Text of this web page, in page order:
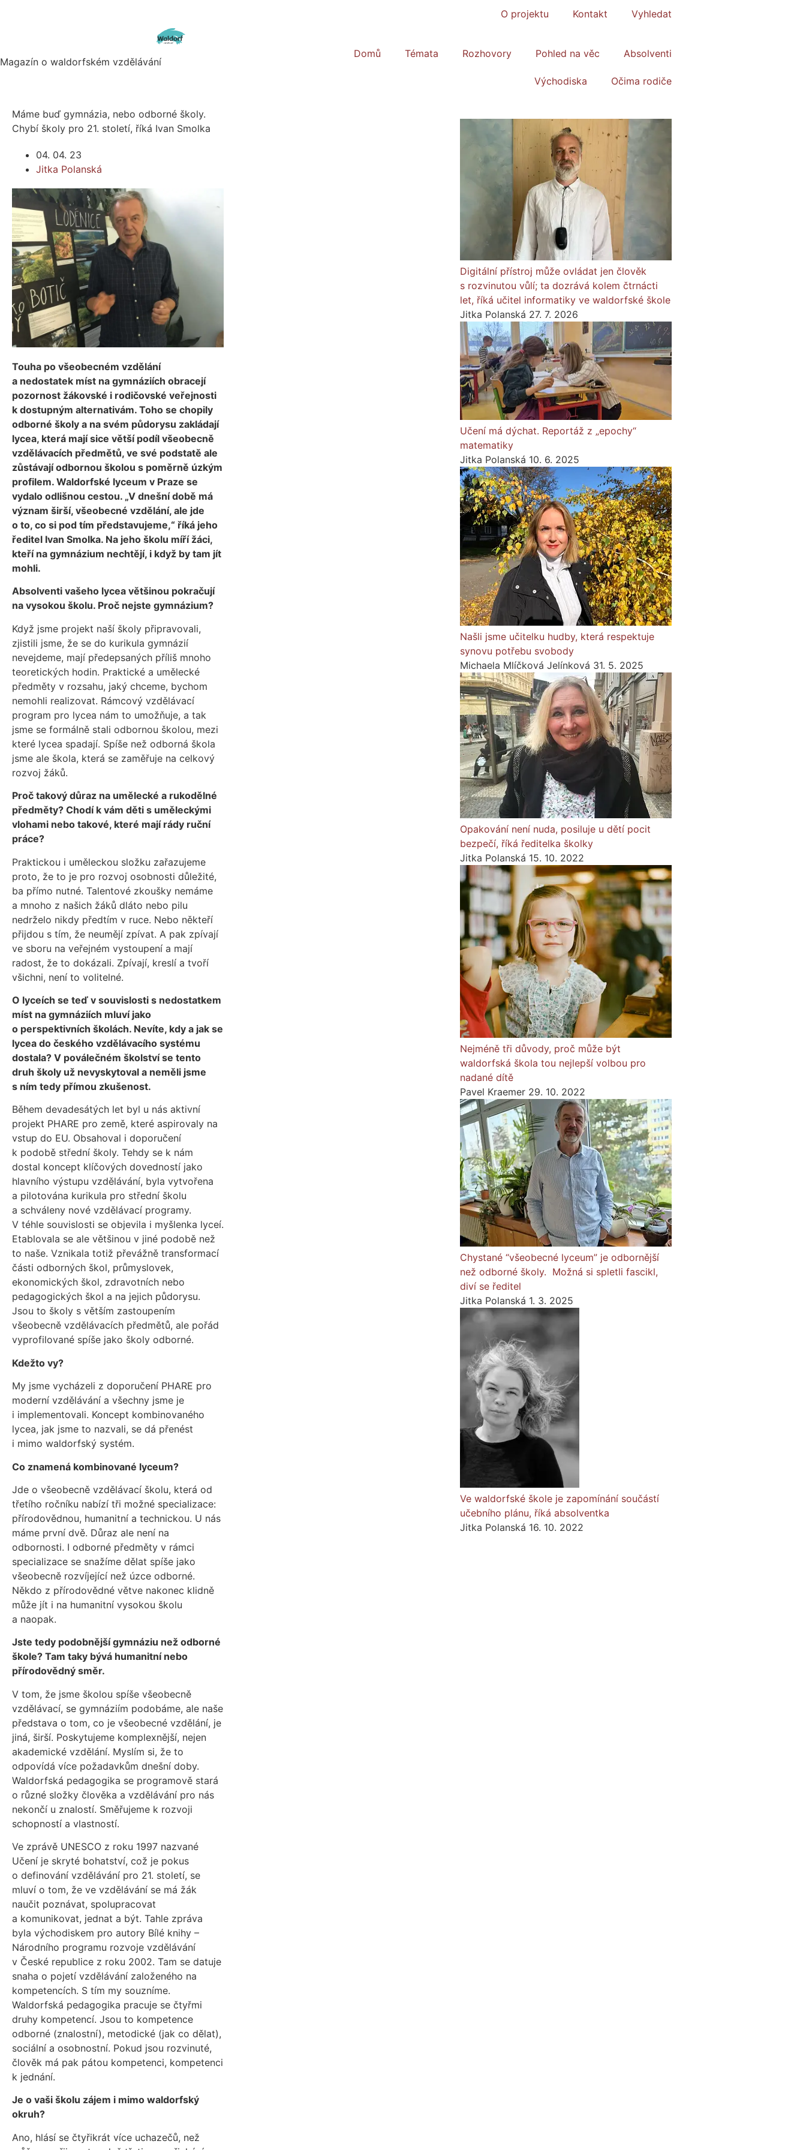
Magazín o waldorfském vzdělávání
O projektu Kontakt Vyhledat
Domů Témata Rozhovory Pohled na věc Absolventi
Východiska Očima rodiče
Máme buď gymnázia, nebo odborné školy.
Chybí školy pro 21. století, říká Ivan Smolka
04. 04. 23
Jitka Polanská
Touha po všeobecném vzdělání
a nedostatek míst na gymnáziích obracejí
pozornost žákovské i rodičovské veřejnosti
k dostupným alternativám. Toho se chopily
odborné školy a na svém půdorysu zakládají
lycea, která mají sice větší podíl všeobecně
vzdělávacích předmětů, ve své podstatě ale
zůstávají odbornou školou s poměrně úzkým
profilem. Waldorfské lyceum v Praze se
vydalo odlišnou cestou. „V dnešní době má
význam širší, všeobecné vzdělání, ale jde
o to, co si pod tím představujeme,“ říká jeho
ředitel Ivan Smolka. Na jeho školu míří žáci,
kteří na gymnázium nechtějí, i když by tam jít
mohli.
Absolventi vašeho lycea většinou pokračují
na vysokou školu. Proč nejste gymnázium?
Když jsme projekt naší školy připravovali,
zjistili jsme, že se do kurikula gymnázií
nevejdeme, mají předepsaných příliš mnoho
teoretických hodin. Praktické a umělecké
předměty v rozsahu, jaký chceme, bychom
nemohli realizovat. Rámcový vzdělávací
program pro lycea nám to umožňuje, a tak
jsme se formálně stali odbornou školou, mezi
které lycea spadají. Spíše než odborná škola
jsme ale škola, která se zaměřuje na celkový
rozvoj žáků.
Proč takový důraz na umělecké a rukodělné
předměty? Chodí k vám děti s uměleckými
vlohami nebo takové, které mají rády ruční
práce?
Praktickou i uměleckou složku zařazujeme
proto, že to je pro rozvoj osobnosti důležité,
ba přímo nutné. Talentové zkoušky nemáme
a mnoho z našich žáků dláto nebo pilu
nedrželo nikdy předtím v ruce. Nebo někteří
přijdou s tím, že neumějí zpívat. A pak zpívají
ve sboru na veřejném vystoupení a mají
radost, že to dokázali. Zpívají, kreslí a tvoří
všichni, není to volitelné.
O lyceích se teď v souvislosti s nedostatkem
míst na gymnáziích mluví jako
o perspektivních školách. Nevíte, kdy a jak se
lycea do českého vzdělávacího systému
dostala? V poválečném školství se tento
druh školy už nevyskytoval a neměli jsme
s ním tedy přímou zkušenost.
Během devadesátých let byl u nás aktivní
projekt PHARE pro země, které aspirovaly na
vstup do EU. Obsahoval i doporučení
k podobě střední školy. Tehdy se k nám
dostal koncept klíčových dovedností jako
hlavního výstupu vzdělávání, byla vytvořena
a pilotována kurikula pro střední školu
a schváleny nové vzdělávací programy.
V téhle souvislosti se objevila i myšlenka lyceí.
Etablovala se ale většinou v jiné podobě než
to naše. Vznikala totiž převážně transformací
části odborných škol, průmyslovek,
ekonomických škol, zdravotních nebo
pedagogických škol a na jejich půdorysu.
Jsou to školy s větším zastoupením
všeobecně vzdělávacích předmětů, ale pořád
vyprofilované spíše jako školy odborné.
Kdežto vy?
My jsme vycházeli z doporučení PHARE pro
moderní vzdělávání a všechny jsme je
i implementovali. Koncept kombinovaného
lycea, jak jsme to nazvali, se dá přenést
i mimo waldorfský systém.
Co znamená kombinované lyceum?
Jde o všeobecně vzdělávací školu, která od
třetího ročníku nabízí tři možné specializace:
přírodovědnou, humanitní a technickou. U nás
máme první dvě. Důraz ale není na
odbornosti. I odborné předměty v rámci
specializace se snažíme dělat spíše jako
všeobecně rozvíjející než úzce odborné.
Někdo z přírodovědné větve nakonec klidně
může jít i na humanitní vysokou školu
a naopak.
Jste tedy podobnější gymnáziu než odborné
škole? Tam taky bývá humanitní nebo
přírodovědný směr.
V tom, že jsme školou spíše všeobecně
vzdělávací, se gymnáziím podobáme, ale naše
představa o tom, co je všeobecné vzdělání, je
jiná, širší. Poskytujeme komplexnější, nejen
akademické vzdělání. Myslím si, že to
odpovídá více požadavkům dnešní doby.
Waldorfská pedagogika se programově stará
o různé složky člověka a vzdělávání pro nás
nekončí u znalostí. Směřujeme k rozvoji
schopností a vlastností.
Ve zprávě UNESCO z roku 1997 nazvané
Učení je skryté bohatství, což je pokus
o definování vzdělávání pro 21. století, se
mluví o tom, že ve vzdělávání se má žák
naučit poznávat, spolupracovat
a komunikovat, jednat a být. Tahle zpráva
byla východiskem pro autory Bílé knihy –
Národního programu rozvoje vzdělávání
v České republice z roku 2002. Tam se datuje
snaha o pojetí vzdělávání založeného na
kompetencích. S tím my souzníme.
Waldorfská pedagogika pracuje se čtyřmi
druhy kompetencí. Jsou to kompetence
odborné (znalostní), metodické (jak co dělat),
sociální a osobnostní. Pokud jsou rozvinuté,
člověk má pak pátou kompetenci, kompetenci
k jednání.
Je o vaši školu zájem i mimo waldorfský
okruh?
Ano, hlásí se čtyřikrát více uchazečů, než
Digitální přístroj může ovládat jen člověk
s rozvinutou vůlí; ta dozrává kolem čtrnácti
let, říká učitel informatiky ve waldorfské škole
Jitka Polanská 27. 7. 2026
Učení má dýchat. Reportáž z „epochy“
matematiky
Jitka Polanská 10. 6. 2025
Našli jsme učitelku hudby, která respektuje
synovu potřebu svobody
Michaela Mlíčková Jelínková 31. 5. 2025
Opakování není nuda, posiluje u dětí pocit
bezpečí, říká ředitelka školky
Jitka Polanská 15. 10. 2022
Nejméně tři důvody, proč může být
waldorfská škola tou nejlepší volbou pro
nadané dítě
Pavel Kraemer 29. 10. 2022
Chystané “všeobecné lyceum” je odbornější
než odborné školy. Možná si spletli fascikl,
diví se ředitel
Jitka Polanská 1. 3. 2025
Ve waldorfské škole je zapomínání součástí
učebního plánu, říká absolventka
Jitka Polanská 16. 10. 2022